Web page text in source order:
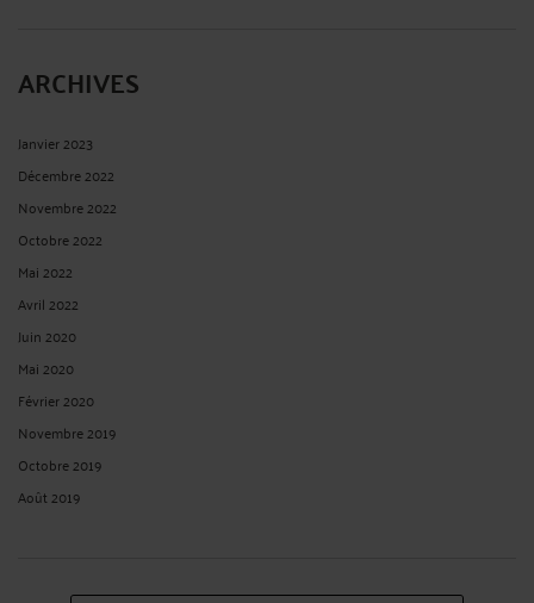
ARCHIVES
Janvier 2023
Décembre 2022
Novembre 2022
Octobre 2022
Mai 2022
Avril 2022
Juin 2020
Mai 2020
Février 2020
Novembre 2019
Octobre 2019
Août 2019